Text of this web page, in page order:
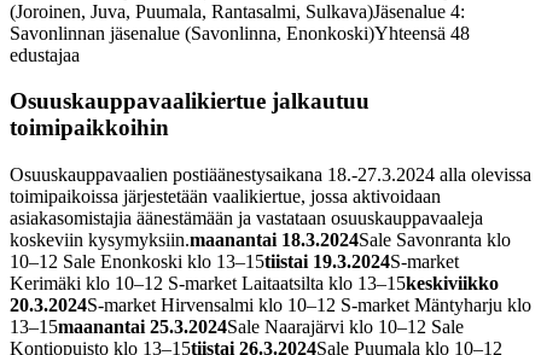
(Joroinen, Juva, Puumala, Rantasalmi, Sulkava)Jäsenalue 4:
Savonlinnan jäsenalue (Savonlinna, Enonkoski)Yhteensä 48
edustajaa
Osuuskauppavaalikiertue jalkautuu
toimipaikkoihin
Osuuskauppavaalien postiäänestysaikana 18.-27.3.2024 alla olevissa
toimipaikoissa järjestetään vaalikiertue, jossa aktivoidaan
asiakasomistajia äänestämään ja vastataan osuuskauppavaaleja
koskeviin kysymyksiin.maanantai 18.3.2024Sale Savonranta klo
10–12 Sale Enonkoski klo 13–15tiistai 19.3.2024S-market
Kerimäki klo 10–12 S-market Laitaatsilta klo 13–15keskiviikko
20.3.2024S-market Hirvensalmi klo 10–12 S-market Mäntyharju klo
13–15maanantai 25.3.2024Sale Naarajärvi klo 10–12 Sale
Kontiopuisto klo 13–15tiistai 26.3.2024Sale Puumala klo 10–12